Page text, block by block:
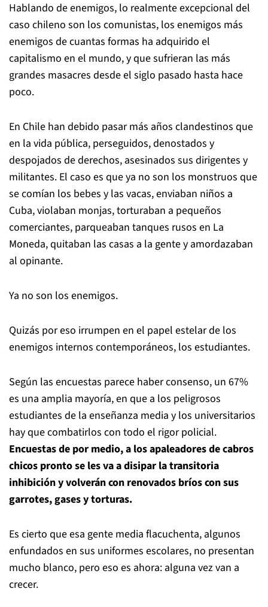
Hablando de enemigos, lo realmente excepcional del
caso chileno son los comunistas, los enemigos más
enemigos de cuantas formas ha adquirido el
capitalismo en el mundo, y que sufrieran las más
grandes masacres desde el siglo pasado hasta hace
poco.
En Chile han debido pasar más años clandestinos que
en la vida pública, perseguidos, denostados y
despojados de derechos, asesinados sus dirigentes y
militantes. El caso es que ya no son los monstruos que
se comían los bebes y las vacas, enviaban niños a
Cuba, violaban monjas, torturaban a pequeños
comerciantes, parqueaban tanques rusos en La
Moneda, quitaban las casas a la gente y amordazaban
al opinante.
Ya no son los enemigos.
Quizás por eso irrumpen en el papel estelar de los
enemigos internos contemporáneos, los estudiantes.
Según las encuestas parece haber consenso, un 67%
es una amplia mayoría, en que a los peligrosos
estudiantes de la enseñanza media y los universitarios
hay que combatirlos con todo el rigor policial.
Encuestas de por medio, a los apaleadores de cabros
chicos pronto se les va a disipar la transitoria
inhibición y volverán con renovados bríos con sus
garrotes, gases y torturas.
Es cierto que esa gente media flacuchenta, algunos
enfundados en sus uniformes escolares, no presentan
mucho blanco, pero eso es ahora: alguna vez van a
crecer.